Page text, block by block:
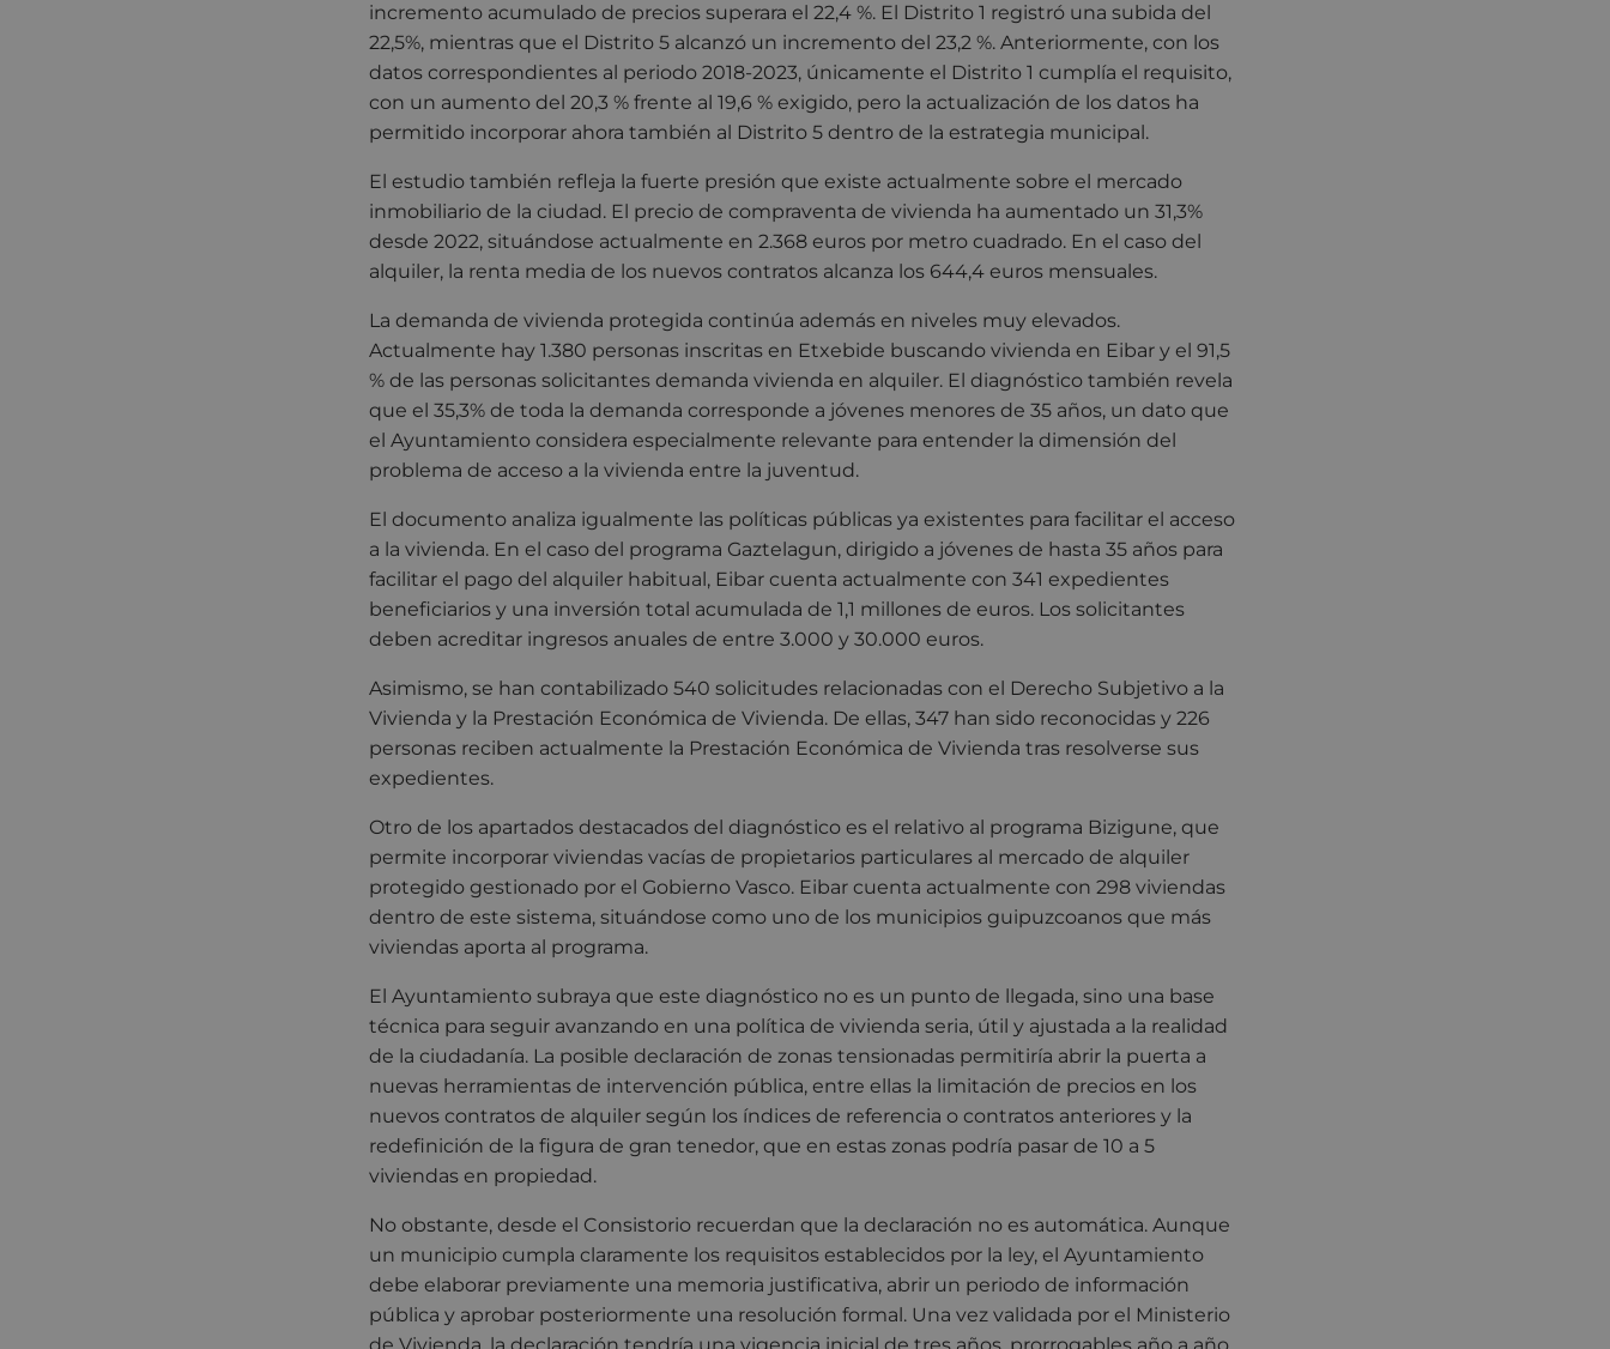
incremento acumulado de precios superara el 22,4 %. El Distrito 1 registró una subida del
22,5%, mientras que el Distrito 5 alcanzó un incremento del 23,2 %. Anteriormente, con los
datos correspondientes al periodo 2018-2023, únicamente el Distrito 1 cumplía el requisito,
con un aumento del 20,3 % frente al 19,6 % exigido, pero la actualización de los datos ha
permitido incorporar ahora también al Distrito 5 dentro de la estrategia municipal.
El estudio también refleja la fuerte presión que existe actualmente sobre el mercado
inmobiliario de la ciudad. El precio de compraventa de vivienda ha aumentado un 31,3%
desde 2022, situándose actualmente en 2.368 euros por metro cuadrado. En el caso del
alquiler, la renta media de los nuevos contratos alcanza los 644,4 euros mensuales.
La demanda de vivienda protegida continúa además en niveles muy elevados.
Actualmente hay 1.380 personas inscritas en Etxebide buscando vivienda en Eibar y el 91,5
% de las personas solicitantes demanda vivienda en alquiler. El diagnóstico también revela
que el 35,3% de toda la demanda corresponde a jóvenes menores de 35 años, un dato que
el Ayuntamiento considera especialmente relevante para entender la dimensión del
problema de acceso a la vivienda entre la juventud.
El documento analiza igualmente las políticas públicas ya existentes para facilitar el acceso
a la vivienda. En el caso del programa Gaztelagun, dirigido a jóvenes de hasta 35 años para
facilitar el pago del alquiler habitual, Eibar cuenta actualmente con 341 expedientes
beneficiarios y una inversión total acumulada de 1,1 millones de euros. Los solicitantes
deben acreditar ingresos anuales de entre 3.000 y 30.000 euros.
Asimismo, se han contabilizado 540 solicitudes relacionadas con el Derecho Subjetivo a la
Vivienda y la Prestación Económica de Vivienda. De ellas, 347 han sido reconocidas y 226
personas reciben actualmente la Prestación Económica de Vivienda tras resolverse sus
expedientes.
Otro de los apartados destacados del diagnóstico es el relativo al programa Bizigune, que
permite incorporar viviendas vacías de propietarios particulares al mercado de alquiler
protegido gestionado por el Gobierno Vasco. Eibar cuenta actualmente con 298 viviendas
dentro de este sistema, situándose como uno de los municipios guipuzcoanos que más
viviendas aporta al programa.
El Ayuntamiento subraya que este diagnóstico no es un punto de llegada, sino una base
técnica para seguir avanzando en una política de vivienda seria, útil y ajustada a la realidad
de la ciudadanía. La posible declaración de zonas tensionadas permitiría abrir la puerta a
nuevas herramientas de intervención pública, entre ellas la limitación de precios en los
nuevos contratos de alquiler según los índices de referencia o contratos anteriores y la
redefinición de la figura de gran tenedor, que en estas zonas podría pasar de 10 a 5
viviendas en propiedad.
No obstante, desde el Consistorio recuerdan que la declaración no es automática. Aunque
un municipio cumpla claramente los requisitos establecidos por la ley, el Ayuntamiento
debe elaborar previamente una memoria justificativa, abrir un periodo de información
pública y aprobar posteriormente una resolución formal. Una vez validada por el Ministerio